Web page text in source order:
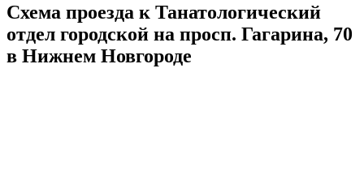
Схема проезда к Танатологический
отдел городской на просп. Гагарина, 70
в Нижнем Новгороде